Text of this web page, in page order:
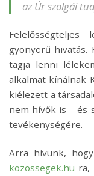
az Úr szolgái
Felelősségteljes
gyönyörű hivatás.
tagja lenni
alkalmat kínálnak
kiélezett a
nem hívők is – és
tevékenységére.
Arra hívunk,
kozossegek.hu-ra,